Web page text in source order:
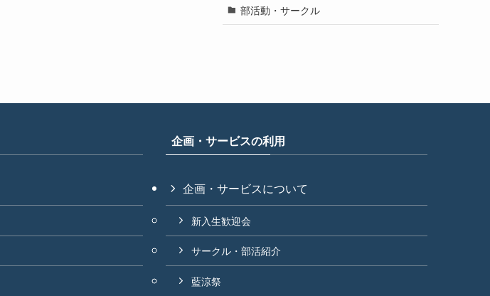
部活動・サークル
企画・サービスの利用
企画・サービスについて
新入生歓迎会
サークル・部活紹介
藍涼祭